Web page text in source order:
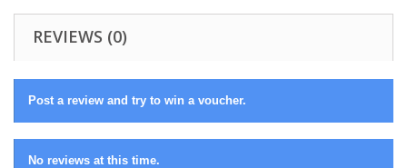
REVIEWS (0)
Post a review and try to win a voucher.
No reviews at this time.